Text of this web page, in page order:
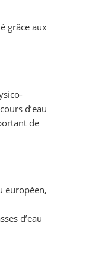
grâce aux
d’eau
de
européen,
d’eau